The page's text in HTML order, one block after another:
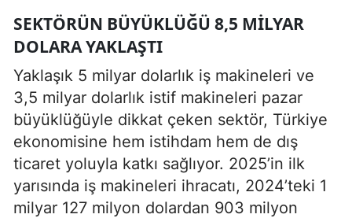
SEKTÖRÜN BÜYÜKLÜĞÜ 8,5 MILYAR
DOLARA YAKLAŞTI
Yaklaşık 5 milyar dolarlık iş makineleri ve
3,5 milyar dolarlık istif makineleri pazar
büyüklüğüyle dikkat çeken sektör, Türkiye
ekonomisine hem istihdam hem de dış
ticaret yoluyla katkı sağlıyor. 2025’in ilk
yarısında iş makineleri ihracatı, 2024’teki 1
milyar 127 milyon dolardan 903 milyon